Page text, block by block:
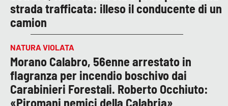
strada trafficata: illeso il conducente di un
camion
NATURA VIOLATA
Morano Calabro, 56enne arrestato in
flagranza per incendio boschivo dai
Carabinieri Forestali. Roberto Occhiuto:
«Piromani nemici della Calabria»